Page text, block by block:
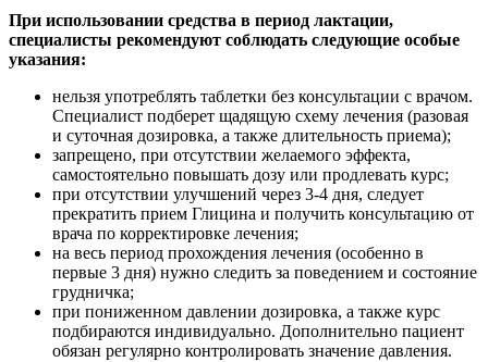
При использовании средства в период лактации,
специалисты рекомендуют соблюдать следующие особые
указания:
нельзя употреблять таблетки без консультации с врачом.
Специалист подберет щадящую схему лечения (разовая
и суточная дозировка, а также длительность приема);
запрещено, при отсутствии желаемого эффекта,
самостоятельно повышать дозу или продлевать курс;
при отсутствии улучшений через 3-4 дня, следует
прекратить прием Глицина и получить консультацию от
врача по корректировке лечения;
на весь период прохождения лечения (особенно в
первые 3 дня) нужно следить за поведением и состояние
грудничка;
при пониженном давлении дозировка, а также курс
подбираются индивидуально. Дополнительно пациент
обязан регулярно контролировать значение давления.